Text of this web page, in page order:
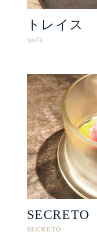
トレイス
SECRETO